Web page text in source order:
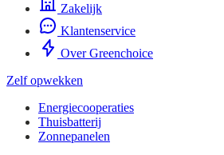
Zakelijk
Klantenservice
Over Greenchoice
Zelf opwekken
Energiecooperaties
Thuisbatterij
Zonnepanelen